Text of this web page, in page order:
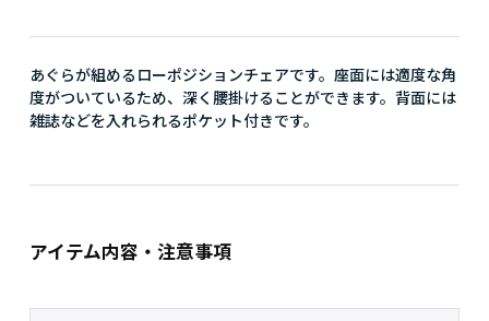
#防災 #防災を見つめ直す
あぐらが組めるローポジションチェアです。座面には適度な角
度がついているため、深く腰掛けることができます。背面には
雑誌などを入れられるポケット付きです。
アイテム内容・注意事項